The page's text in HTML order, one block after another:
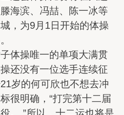
海滨、冯喆、陈一冰等
，为9月1日开始的体操
操唯一的单项大满贯
还没有一位选手连续征
岁的何可欣也不想去冲
很明确，“打完第十二届
。 ”所以，十二运也将是